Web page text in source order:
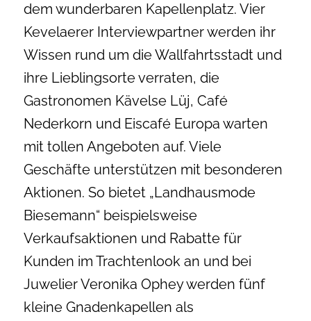
dem wunderbaren Kapellenplatz. Vier
Kevelaerer Interviewpartner werden ihr
Wissen rund um die Wallfahrtsstadt und
ihre Lieblingsorte verraten, die
Gastronomen Kävelse Lüj, Café
Nederkorn und Eiscafé Europa warten
mit tollen Angeboten auf. Viele
Geschäfte unterstützen mit besonderen
Aktionen. So bietet „Landhausmode
Biesemann“ beispielsweise
Verkaufsaktionen und Rabatte für
Kunden im Trachtenlook an und bei
Juwelier Veronika Ophey werden fünf
kleine Gnadenkapellen als